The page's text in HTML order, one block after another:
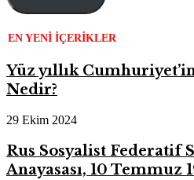
EN YENI İÇERIKLER
Yüz yıllık
Nedir?
29 Ekim 2024
Rus Sosyalist Federatif
Anayasası, 10 Temmuz